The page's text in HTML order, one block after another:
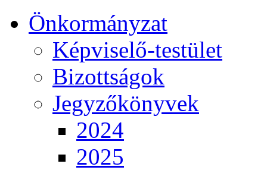
Önkormányzat
Képviselő-testület
Bizottságok
Jegyzőkönyvek
2024
2025